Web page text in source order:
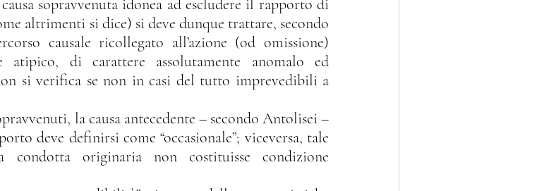
altrimenti si dice) si deve dunque trattare, secondo
causale ricollegato all’azione (od omissione)
atipico, di carattere assolutamente anomalo ed
si verifica se non in casi del tutto imprevedibili a
deve definirsi come “occasionale”; viceversa, tale
condotta originaria non costituisse condizione